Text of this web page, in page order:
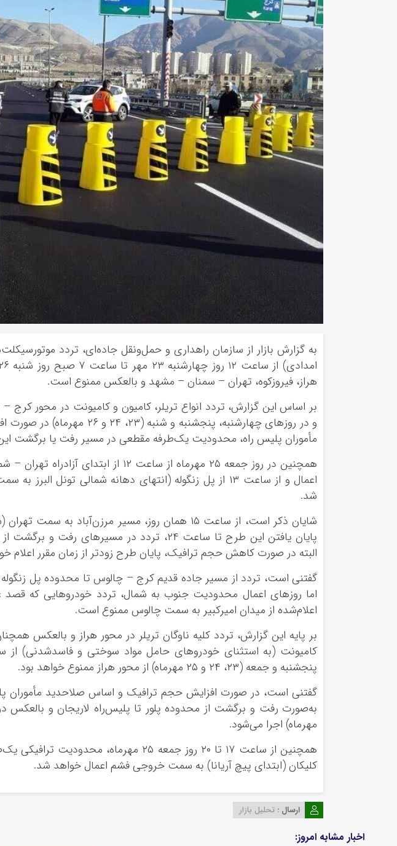
به گزارش بازار از سازمان راهداری و حمل‌ونقل جاده‌ای، تردد
هراز، فیروزکوه، تهران – سمنان – مشهد و بالعکس ممنوع است.
بر اساس این گزارش، تردد انواع تریلر، کامیون و کامیونت در محور
و در روزهای چهارشنبه، پنجشنبه و
مأموران پلیس راه، محدودیت یک‌طرفه مقطعی در مسیر رفت یا برگشت
همچنین در روز جمعه ۲۵ مهرماه از ساعت ۱۲
اعمال و از ساعت ۱۳ از پل زنگوله (انتهای دهانه شمالی تونل
شد.
شایان ذکر است، از ساعت ۱۵ همان روز، مسیر
پایان یافتن این طرح تا ساعت ۲۴، تردد در مسیرهای
البته در صورت کاهش حجم ترافیک، پایان طرح زودتر از زمان مقرر اعلام
گفتنی است، تردد از مسیر جاده قدیم کرج – چالوس تا محدوده پل زنگوله
اما روزهای اعمال محدودیت جنوب به شمال، تردد خودروهایی که قصد
اعلام‌شده از میدان امیرکبیر به سمت چالوس ممنوع است.
بر پایه این گزارش، تردد کلیه ناوگان تریلر در محور هراز و بالعکس
پنجشنبه و جمعه (۲۳، ۲۴ و ۲۵ مهرماه) از محور هراز ممنوع خواهد بود.
گفتنی است، در صورت افزایش حجم ترافیک و اساس صلاحدید
مهرماه) اجرا می‌شود.
همچنین از ساعت ۱۷ تا ۲۰ روز جمعه ۲۵
کلیکان (ابتدای پیچ آریانا) به سمت خروجی فشم اعمال خواهد شد.
ارسال : تحلیل بازار
اخبار مشابه امروز: